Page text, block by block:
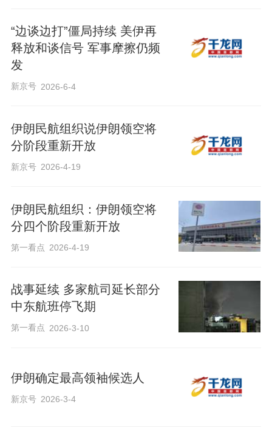
“边谈边打”僵局持续 美伊再
释放和谈信号 军事摩擦仍频
发
新京号 2026-6-4
伊朗民航组织说伊朗领空将
分阶段重新开放
新京号 2026-4-19
伊朗民航组织：伊朗领空将
分四个阶段重新开放
第一看点 2026-4-19
战事延续 多家航司延长部分
中东航班停飞期
第一看点 2026-3-10
伊朗确定最高领袖候选人
新京号 2026-3-4